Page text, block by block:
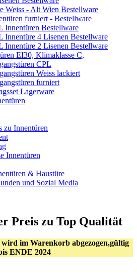
Weiss - Alt Wien Bestellware
furniert - Bestellware
Innentüren Bestellware
Innentüre 4 Lisenen Bestellware
Innentüre 2 Lisenen Bestellware
EI30, Klimaklasse C,
CPL
Weiss lackiert
furniert
Lagerware
zu Innentüren
Innentüren
& Haustüre
und Sozial Media
Preis zu Top Qualität
im Warenkorb abgezogen,gültig
ENDE 2024